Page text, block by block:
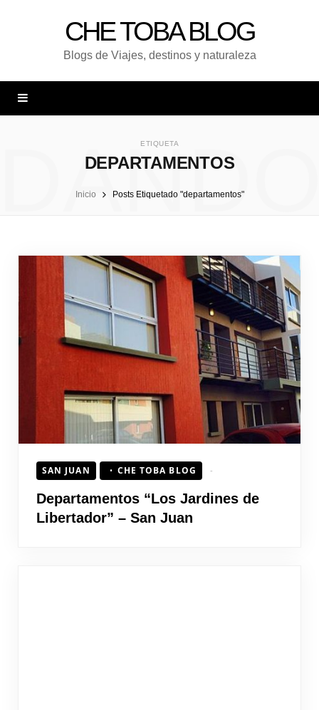
CHE TOBA BLOG
Blogs de Viajes, destinos y naturaleza
ETIQUETA
DEPARTAMENTOS
UNA
Inicio Posts Etiquetado "departamentos"
SAN JUAN CHE TOBA BLOG
Departamentos “Los Jardines de
Libertador” – San Juan